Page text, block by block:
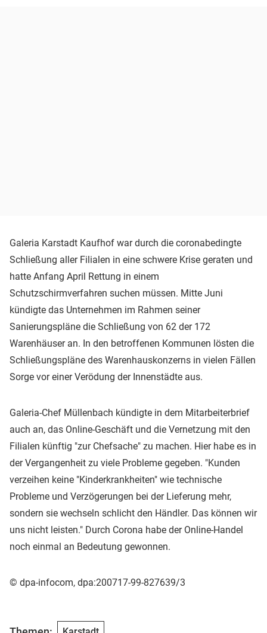
Galeria Karstadt Kaufhof war durch die coronabedingte
Schließung aller Filialen in eine schwere Krise geraten und
hatte Anfang April Rettung in einem
Schutzschirmverfahren suchen müssen. Mitte Juni
kündigte das Unternehmen im Rahmen seiner
Sanierungspläne die Schließung von 62 der 172
Warenhäuser an. In den betroffenen Kommunen lösten die
Schließungspläne des Warenhauskonzerns in vielen Fällen
Sorge vor einer Verödung der Innenstädte aus.
Galeria-Chef Müllenbach kündigte in dem Mitarbeiterbrief
auch an, das Online-Geschäft und die Vernetzung mit den
Filialen künftig "zur Chefsache" zu machen. Hier habe es in
der Vergangenheit zu viele Probleme gegeben. "Kunden
verzeihen keine "Kinderkrankheiten" wie technische
Probleme und Verzögerungen bei der Lieferung mehr,
sondern sie wechseln schlicht den Händler. Das können wir
uns nicht leisten." Durch Corona habe der Online-Handel
noch einmal an Bedeutung gewonnen.
© dpa-infocom, dpa:200717-99-827639/3